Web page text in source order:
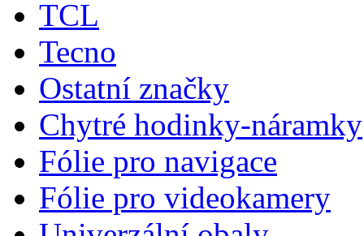
TCL
Tecno
Ostatní značky
Chytré hodinky-náramky
Fólie pro navigace
Fólie pro videokamery